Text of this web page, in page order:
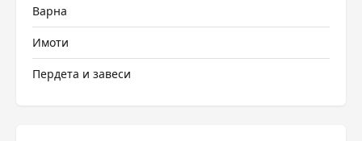
Варна
Имоти
Пердета и завеси